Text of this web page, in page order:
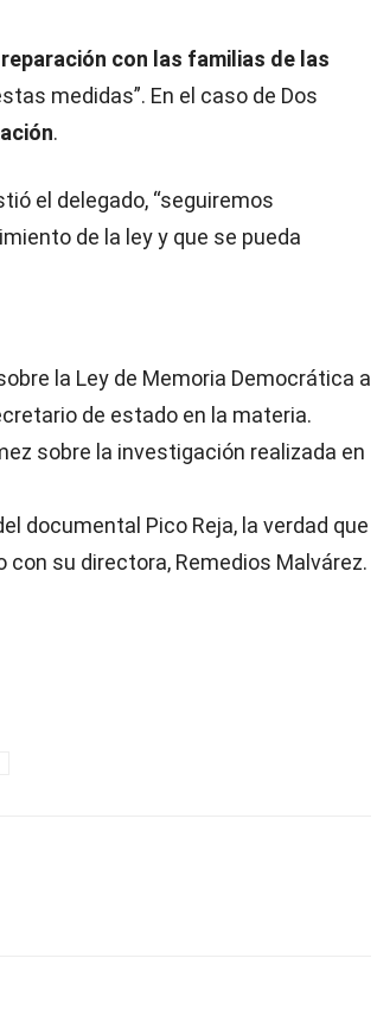
con las familias de las
medidas”. En el caso de Dos
.
el delegado, “seguiremos
de la ley y que se pueda
la Ley de Memoria Democrática a
de estado en la materia.
sobre la investigación realizada en
documental Pico Reja, la verdad que
su directora, Remedios Malvárez.